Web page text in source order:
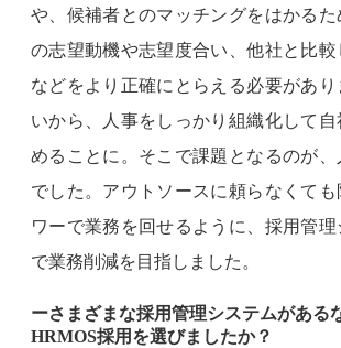
や、候補者とのマッチングをはかる
の志望動機や志望度合い、他社と比
などをより正確にとらえる必要があ
いから、人事をしっかり組織化して
めることに。そこで課題となるのが、
でした。アウトソースに頼らなくて
ワーで業務を回せるように、採用管理
で業務削減を目指しました。
ーさまざまな採用管理システムがある
HRMOS採用を選びましたか？